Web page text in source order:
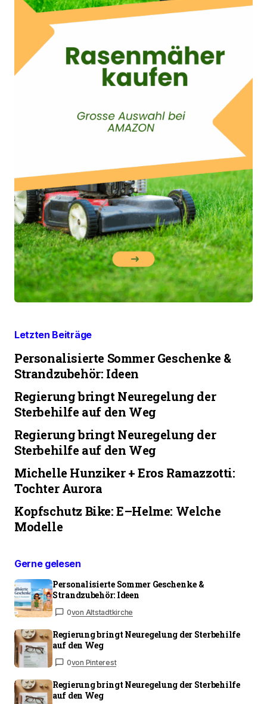
Letzten Beiträge
Personalisierte Sommer Geschenke &
Strandzubehör: Ideen
Regierung bringt Neuregelung der
Sterbehilfe auf den Weg
Regierung bringt Neuregelung der
Sterbehilfe auf den Weg
Michelle Hunziker + Eros Ramazzotti:
Tochter Aurora
Kopfschutz Bike: E–Helme: Welche
Modelle
Gerne gelesen
Personalisierte Sommer Geschenke &
Strandzubehör: Ideen
0von Altstadtkirche
Regierung bringt Neuregelung der Sterbehilfe
auf den Weg
0von Pinterest
Regierung bringt Neuregelung der Sterbehilfe
auf den Weg